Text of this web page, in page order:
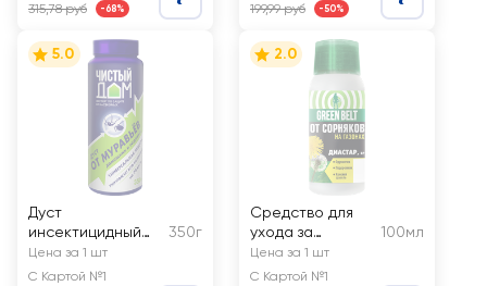
315,78 руб -68% 199,99 руб -50%
5.0
Дуст
инсектицидный
ЧИСТЫЙ ДОМ,
Арт. 02-641
350г
Цена за 1 шт
С Картой №1
2.0
Средство для
ухода за
газоном ГРИН
БЭЛТ Диастар
100мл
Цена за 1 шт
С Картой №1